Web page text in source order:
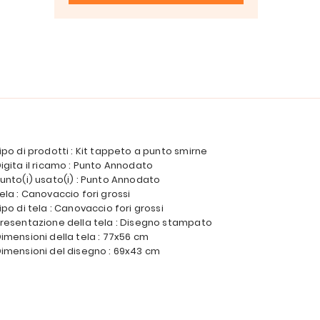
di prodotti : Kit tappeto a punto smirne
il ricamo : Punto Annodato
usato(i) : Punto Annodato
: Canovaccio fori grossi
di tela : Canovaccio fori grossi
della tela : Disegno stampato
della tela : 77x56 cm
del disegno : 69x43 cm